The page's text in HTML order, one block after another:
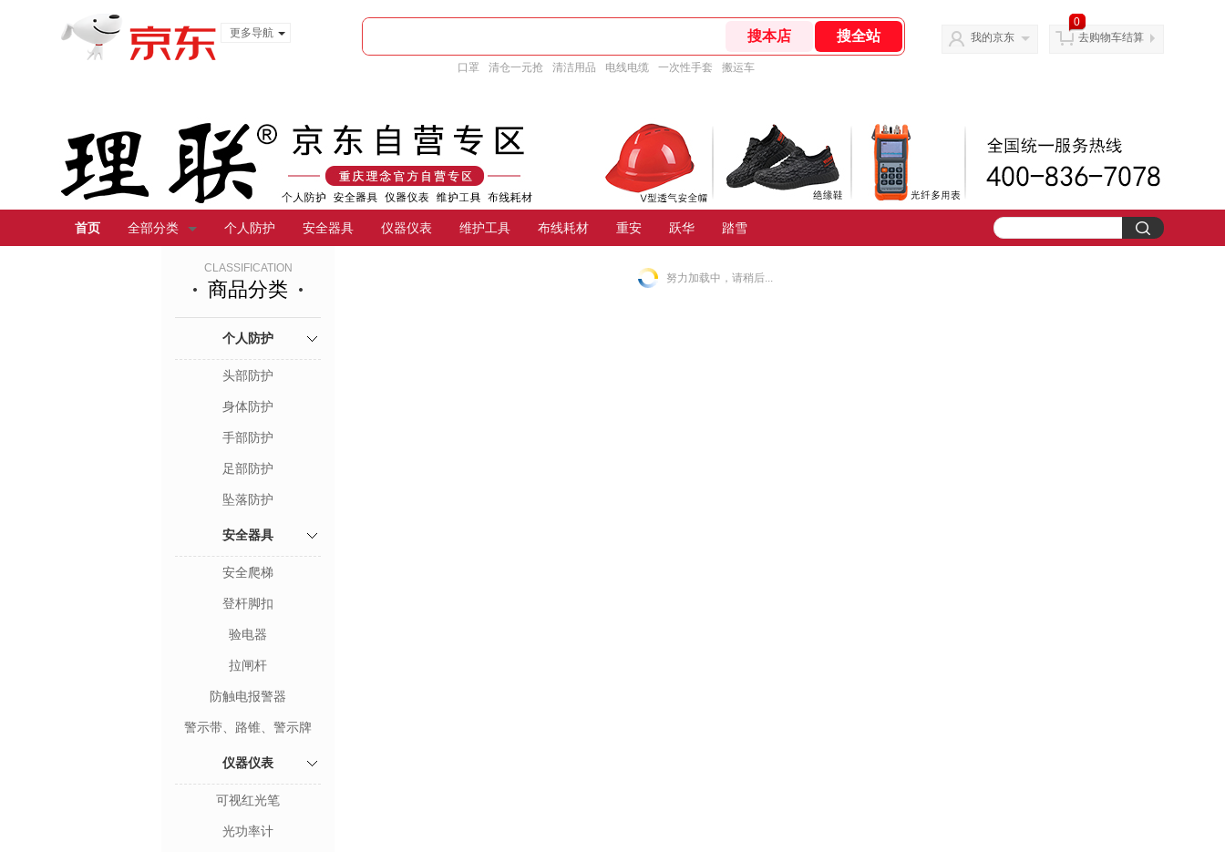
更多导航
口罩 清仓一元抢 清洁用品 电线电缆 一次性手套 搬运车
我的京东
0
去购物车结算
首页 全部分类 个人防护 安全器具 仪器仪表 维护工具 布线耗材 重安 跃华 踏雪
CLASSIFICATION
商品分类
个人防护
头部防护
身体防护
手部防护
足部防护
坠落防护
安全器具
安全爬梯
登杆脚扣
验电器
拉闸杆
防触电报警器
警示带、路锥、警示牌
仪器仪表
可视红光笔
光功率计
努力加载中，请稍后...